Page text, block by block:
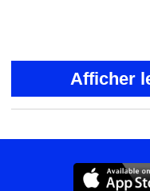
Afficher